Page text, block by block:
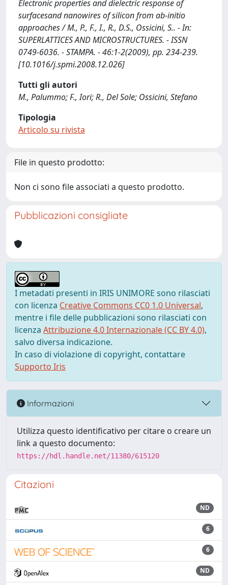
Electronic properties and dielectric response of
surfacesand nanowires of silicon from ab-initio
approaches / M., P., F., I., R., D.S., Ossicini, S.. - In:
SUPERLATTICES AND MICROSTRUCTURES. - ISSN
0749-6036. - STAMPA. - 46:1-2(2009), pp. 234-239.
[10.1016/j.spmi.2008.12.026]
Tutti gli autori
M., Palummo; F., Iori; R., Del Sole; Ossicini, Stefano
Tipologia
Articolo su rivista
File in questo prodotto:
Non ci sono file associati a questo prodotto.
Pubblicazioni consigliate
I metadati presenti in IRIS UNIMORE sono rilasciati
con licenza Creative Commons CC0 1.0 Universal,
mentre i file delle pubblicazioni sono rilasciati con
licenza Attribuzione 4.0 Internazionale (CC BY 4.0),
salvo diversa indicazione.
In caso di violazione di copyright, contattare
Supporto Iris
Informazioni
Utilizza questo identificativo per citare o creare un
link a questo documento:
https://hdl.handle.net/11380/615120
Citazioni
ND
6
6
ND